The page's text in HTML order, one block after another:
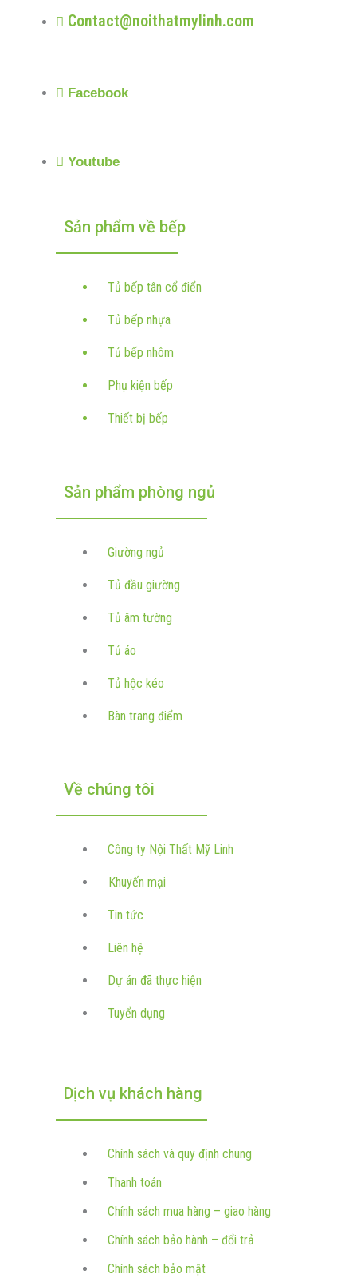
Contact@noithatmylinh.com
Facebook
Youtube
Sản phẩm về bếp
Tủ bếp tân cổ điển
Tủ bếp nhựa
Tủ bếp nhôm
Phụ kiện bếp
Thiết bị bếp
Sản phẩm phòng ngủ
Giường ngủ
Tủ đầu giường
Tủ âm tường
Tủ áo
Tủ hộc kéo
Bàn trang điểm
Về chúng tôi
Công ty Nội Thất Mỹ Linh
Khuyến mại
Tin tức
Liên hệ
Dự án đã thực hiện
Tuyển dụng
Dịch vụ khách hàng
Chính sách và quy định chung
Thanh toán
Chính sách mua hàng – giao hàng
Chính sách bảo hành – đổi trả
Chính sách bảo mật